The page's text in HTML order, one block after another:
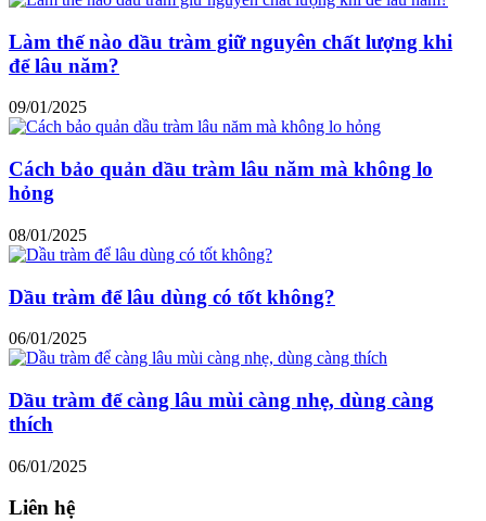
Làm thế nào dầu tràm giữ nguyên chất lượng khi
để lâu năm?
09/01/2025
Cách bảo quản dầu tràm lâu năm mà không lo
hỏng
08/01/2025
Dầu tràm để lâu dùng có tốt không?
06/01/2025
Dầu tràm để càng lâu mùi càng nhẹ, dùng càng
thích
06/01/2025
Liên hệ